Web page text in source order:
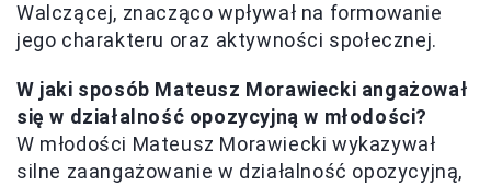
Walczącej, znacząco wpływał na formowanie
jego charakteru oraz aktywności społecznej.
W jaki sposób Mateusz Morawiecki angażował
się w działalność opozycyjną w młodości?
W młodości Mateusz Morawiecki wykazywał
silne zaangażowanie w działalność opozycyjną,